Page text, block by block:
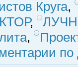
Круга,
,
,
по